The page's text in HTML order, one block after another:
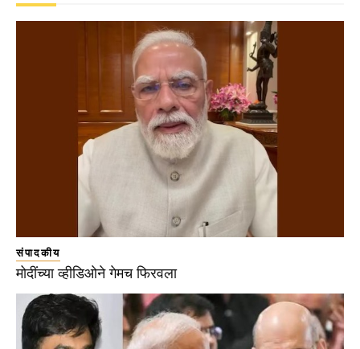
संपादकीय
मोदींच्या व्हीडिओने गेमच फिरवला